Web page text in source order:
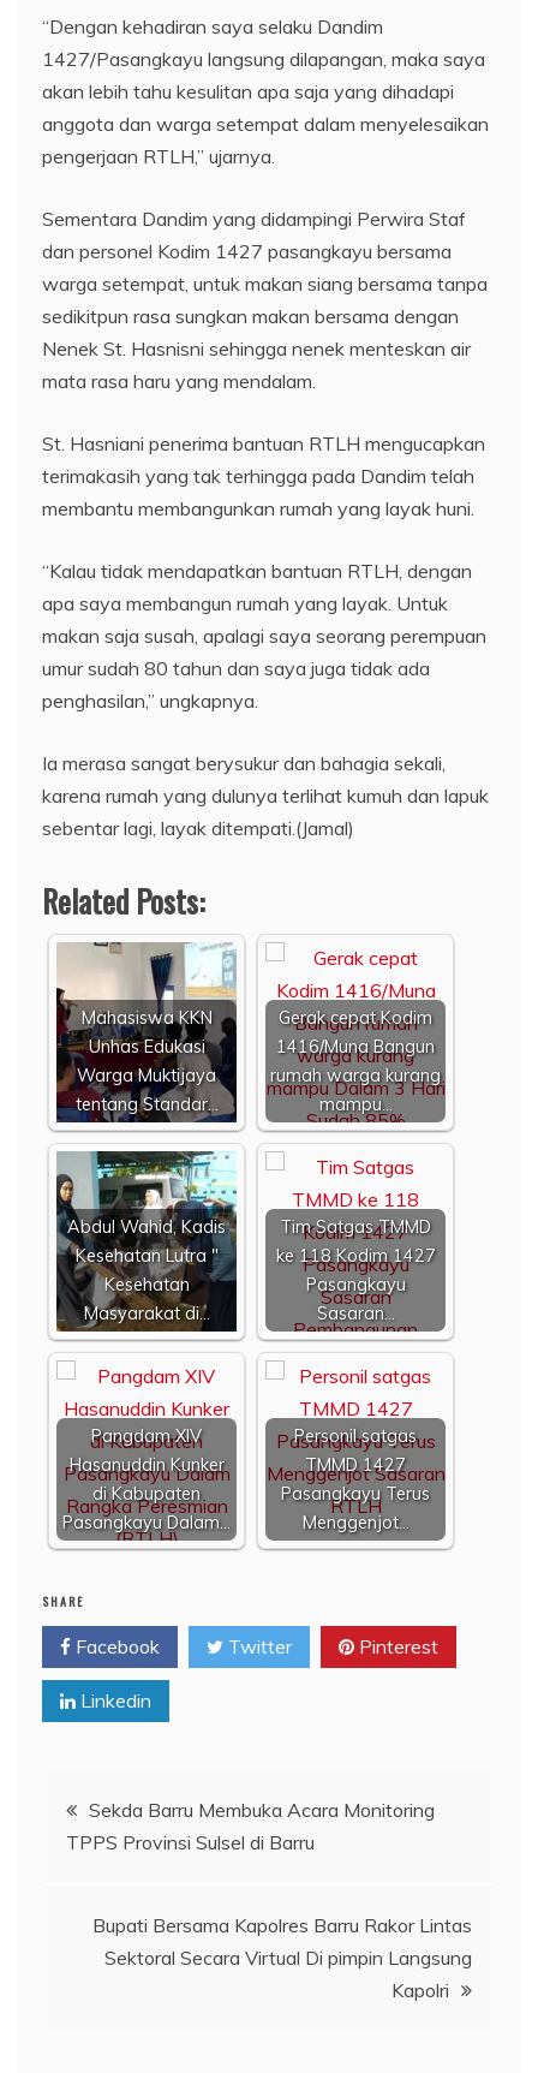
“Dengan kehadiran saya selaku Dandim
1427/Pasangkayu langsung dilapangan, maka saya
akan lebih tahu kesulitan apa saja yang dihadapi
anggota dan warga setempat dalam menyelesaikan
pengerjaan RTLH,” ujarnya.
Sementara Dandim yang didampingi Perwira Staf
dan personel Kodim 1427 pasangkayu bersama
warga setempat, untuk makan siang bersama tanpa
sedikitpun rasa sungkan makan bersama dengan
Nenek St. Hasnisni sehingga nenek menteskan air
mata rasa haru yang mendalam.
St. Hasniani penerima bantuan RTLH mengucapkan
terimakasih yang tak terhingga pada Dandim telah
membantu membangunkan rumah yang layak huni.
“Kalau tidak mendapatkan bantuan RTLH, dengan
apa saya membangun rumah yang layak. Untuk
makan saja susah, apalagi saya seorang perempuan
umur sudah 80 tahun dan saya juga tidak ada
penghasilan,” ungkapnya.
Ia merasa sangat berysukur dan bahagia sekali,
karena rumah yang dulunya terlihat kumuh dan lapuk
sebentar lagi, layak ditempati.(Jamal)
Related Posts:
Mahasiswa KKN
Unhas Edukasi
Warga Muktijaya
tentang Standar…
Gerak cepat Kodim
1416/Muna Bangun
rumah warga kurang
mampu…
Abdul Wahid, Kadis
Kesehatan Lutra "
Kesehatan
Masyarakat di…
Tim Satgas TMMD
ke 118 Kodim 1427
Pasangkayu
Sasaran…
Pangdam XIV
Hasanuddin Kunker
di Kabupaten
Pasangkayu Dalam…
Personil satgas
TMMD 1427
Pasangkayu Terus
Menggenjot…
SHARE
Facebook Twitter Pinterest
Linkedin
Navigasi
pos
Sekda Barru Membuka Acara Monitoring
TPPS Provinsi Sulsel di Barru
Bupati Bersama Kapolres Barru Rakor Lintas
Sektoral Secara Virtual Di pimpin Langsung
Kapolri